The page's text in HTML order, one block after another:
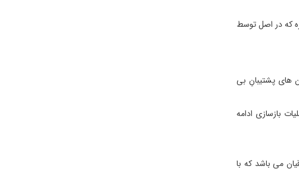
كه در اصل توسط
های پشتیبانِ بی
بازسازی ادامه
می باشد كه با